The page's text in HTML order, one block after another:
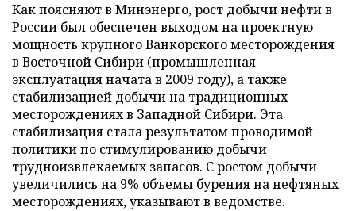
Как поясняют в Минэнерго, рост добычи нефти в
России был обеспечен выходом на проектную
мощность крупного Ванкорского месторождения
в Восточной Сибири (промышленная
эксплуатация начата в 2009 году), а также
стабилизацией добычи на традиционных
месторождениях в Западной Сибири. Эта
стабилизация стала результатом проводимой
политики по стимулированию добычи
трудноизвлекаемых запасов. С ростом добычи
увеличились на 9% объемы бурения на нефтяных
месторождениях, указывают в ведомстве.